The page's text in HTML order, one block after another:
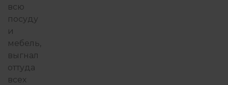
всю
посуду
и
мебель,
выгнал
оттуда
всех